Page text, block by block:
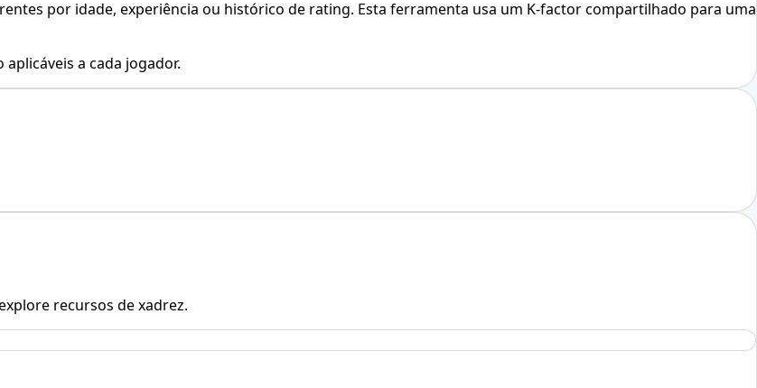
por idade, experiência ou histórico de rating. Esta ferramenta usa um K-factor compartilhado para uma
a cada jogador.
recursos de xadrez.